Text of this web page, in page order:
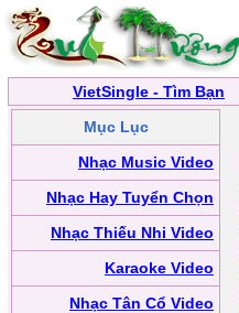
VietSingle - Tìm Bạn
Mục Lục
Nhạc Music Video
Nhạc Hay Tuyển Chọn
Nhạc Thiếu Nhi Video
Karaoke Video
Nhạc Tân Cổ Video